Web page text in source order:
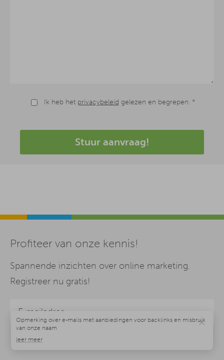
Ik heb het privacybeleid gelezen en begrepen. *
Stuur aanvraag!
Profiteer van onze kennis!
Spannende inzichten over online marketing.
Registreer nu gratis!
Ik heb het
×